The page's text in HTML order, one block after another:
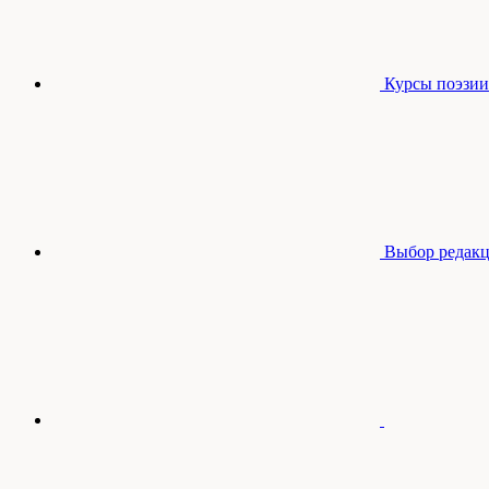
Курсы поэзии
Выбор